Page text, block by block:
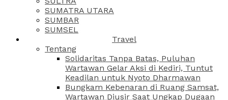
SUMATRA UTARA
SUMBAR
SUMSEL
Travel
Tentang
Solidaritas Tanpa Batas, Puluhan
Wartawan Gelar Aksi di Kediri, Tuntut
Keadilan untuk Nyoto Dharmawan
Bungkam Kebenaran di Ruang Samsat,
Wartawan Diusir Saat Ungkap Dugaan